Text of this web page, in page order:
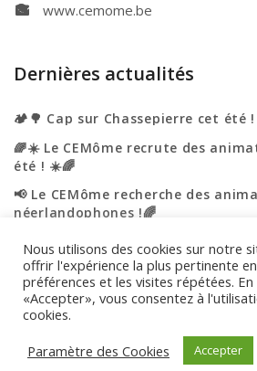
www.cemome.be
Dernières actualités
🏕️🌳 Cap sur Chassepierre cet été
🌈☀️ Le CEMôme recrute des
été ! ☀️🌈
📢 Le CEMôme recherche des
néerlandophones !🌈
☀️🌈 L’été s’annonce haut en
☀️
🎉 Portes ouvertes – On vous
Engagement de confidentialité|
Nous utilisons des cookies sur notre
offrir l'expérience la plus pertinente
préférences et les visites répétées.
«Accepter», vous consentez à
cookies.
Paramètre des Cookies
Accepter